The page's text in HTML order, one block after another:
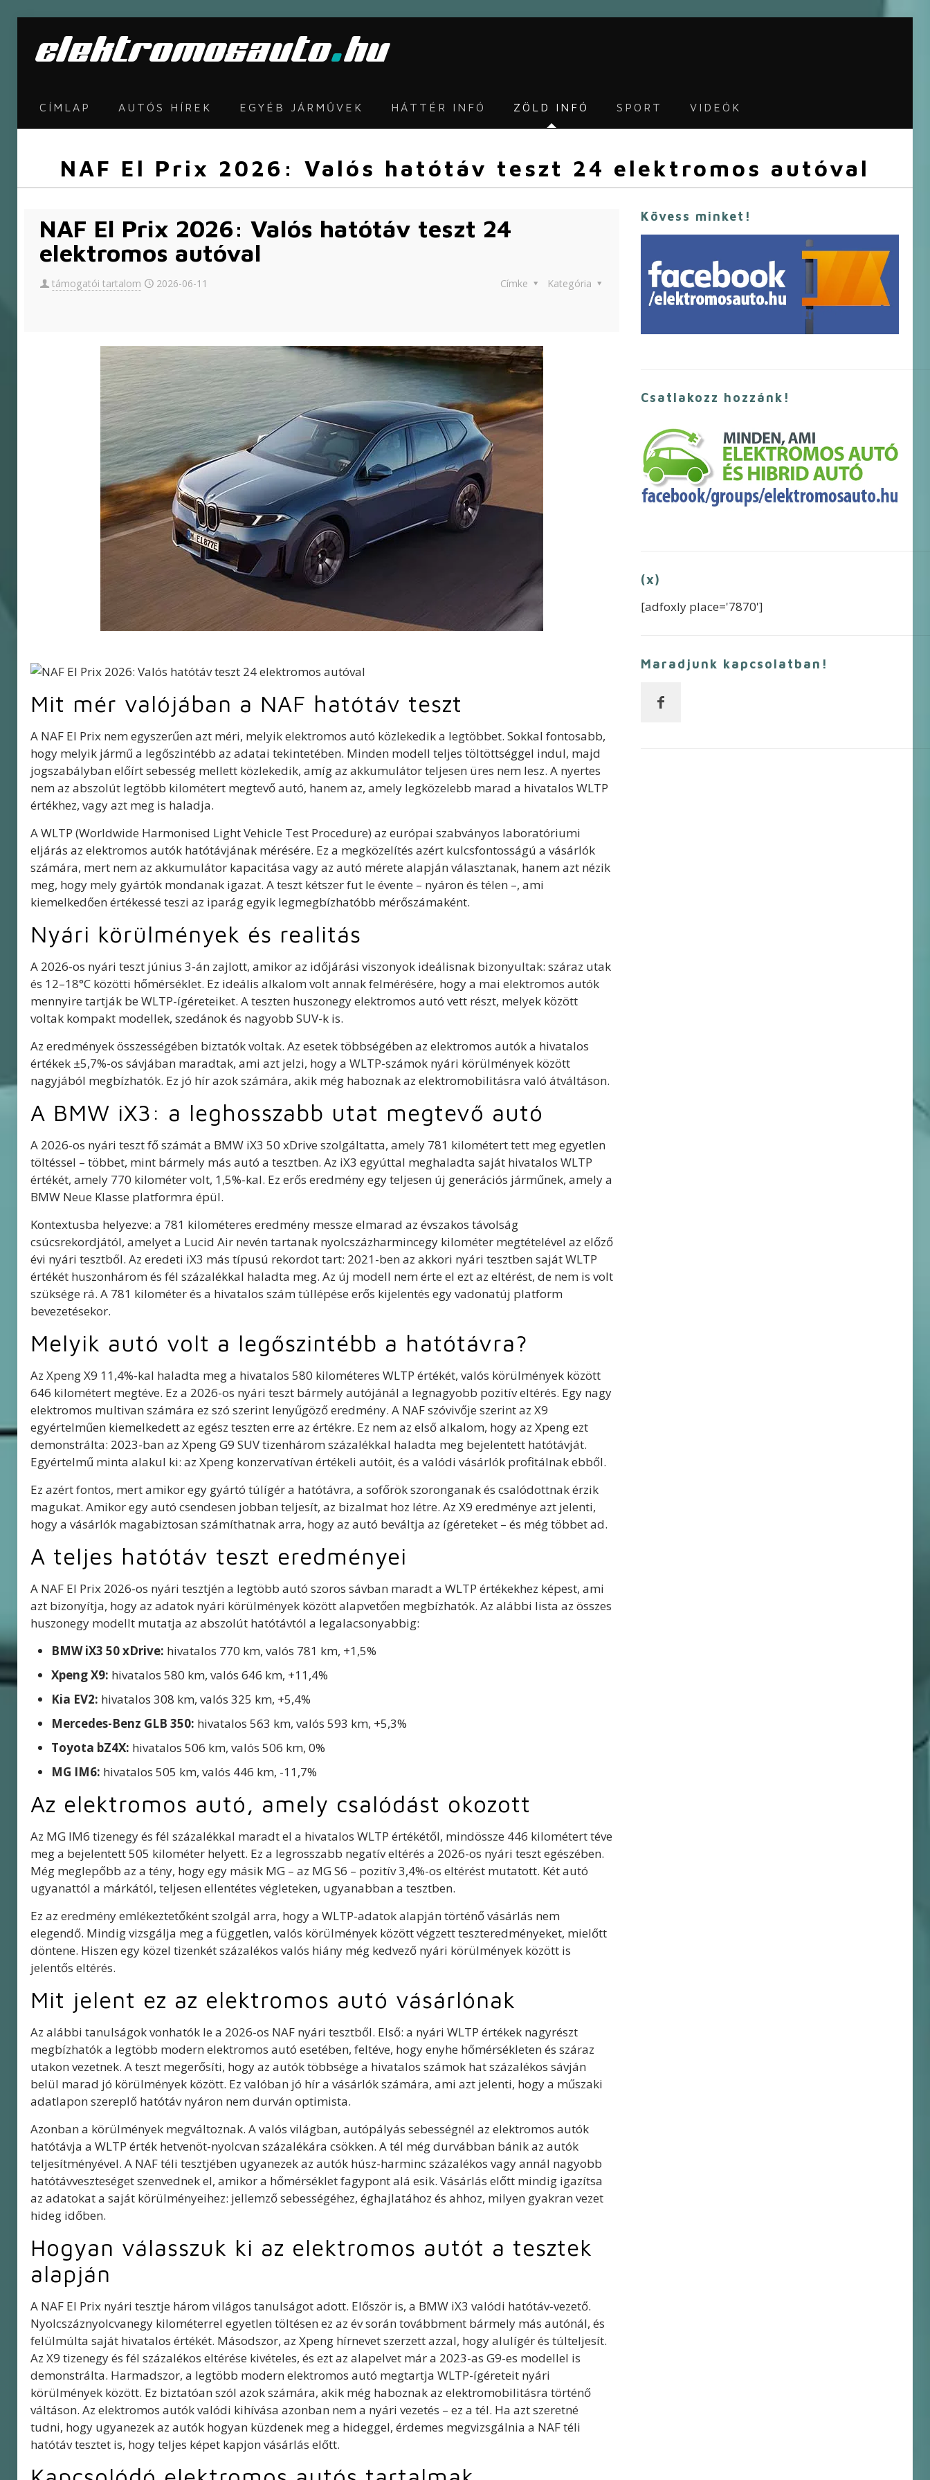
CÍMLAP AUTÓS HÍREK EGYÉB JÁRMŰVEK HÁTTÉR INFÓ ZÖLD INFÓ SPORT VIDEÓK
NAF El Prix 2026: Valós hatótáv teszt 24 elektromos autóval
NAF El Prix 2026: Valós hatótáv teszt 24
elektromos autóval
támogatói tartalom 2026-06-11 Kategória
Címke
Mit mér valójában a NAF hatótáv teszt
A NAF El Prix nem egyszerűen azt méri, melyik elektromos autó közlekedik a legtöbbet. Sokkal fontosabb,
hogy melyik jármű a legőszintébb az adatai tekintetében. Minden modell teljes töltöttséggel indul, majd
jogszabályban előírt sebesség mellett közlekedik, amíg az akkumulátor teljesen üres nem lesz. A nyertes
nem az abszolút legtöbb kilométert megtevő autó, hanem az, amely legközelebb marad a hivatalos WLTP
értékhez, vagy azt meg is haladja.
A WLTP (Worldwide Harmonised Light Vehicle Test Procedure) az európai szabványos laboratóriumi
eljárás az elektromos autók hatótávjának mérésére. Ez a megközelítés azért kulcsfontosságú a vásárlók
számára, mert nem az akkumulátor kapacitása vagy az autó mérete alapján választanak, hanem azt nézik
meg, hogy mely gyártók mondanak igazat. A teszt kétszer fut le évente – nyáron és télen –, ami
kiemelkedően értékessé teszi az iparág egyik legmegbízhatóbb mérőszámaként.
Nyári körülmények és realitás
A 2026-os nyári teszt június 3-án zajlott, amikor az időjárási viszonyok ideálisnak bizonyultak: száraz utak
és 12–18°C közötti hőmérséklet. Ez ideális alkalom volt annak felmérésére, hogy a mai elektromos autók
mennyire tartják be WLTP-ígéreteiket. A teszten huszonegy elektromos autó vett részt, melyek között
voltak kompakt modellek, szedánok és nagyobb SUV-k is.
Az eredmények összességében biztatók voltak. Az esetek többségében az elektromos autók a hivatalos
értékek ±5,7%-os sávjában maradtak, ami azt jelzi, hogy a WLTP-számok nyári körülmények között
nagyjából megbízhatók. Ez jó hír azok számára, akik még haboznak az elektromobilitásra való átváltáson.
A BMW iX3: a leghosszabb utat megtevő autó
A 2026-os nyári teszt fő számát a BMW iX3 50 xDrive szolgáltatta, amely 781 kilométert tett meg egyetlen
töltéssel – többet, mint bármely más autó a tesztben. Az iX3 egyúttal meghaladta saját hivatalos WLTP
értékét, amely 770 kilométer volt, 1,5%-kal. Ez erős eredmény egy teljesen új generációs járműnek, amely a
BMW Neue Klasse platformra épül.
Kontextusba helyezve: a 781 kilométeres eredmény messze elmarad az évszakos távolság
csúcsrekordjától, amelyet a Lucid Air nevén tartanak nyolcszázharmincegy kilométer megtételével az előző
évi nyári tesztből. Az eredeti iX3 más típusú rekordot tart: 2021-ben az akkori nyári tesztben saját WLTP
értékét huszonhárom és fél százalékkal haladta meg. Az új modell nem érte el ezt az eltérést, de nem is volt
szüksége rá. A 781 kilométer és a hivatalos szám túllépése erős kijelentés egy vadonatúj platform
bevezetésekor.
Melyik autó volt a legőszintébb a hatótávra?
Az Xpeng X9 11,4%-kal haladta meg a hivatalos 580 kilométeres WLTP értékét, valós körülmények között
646 kilométert megtéve. Ez a 2026-os nyári teszt bármely autójánál a legnagyobb pozitív eltérés. Egy nagy
elektromos multivan számára ez szó szerint lenyűgöző eredmény. A NAF szóvivője szerint az X9
egyértelműen kiemelkedett az egész teszten erre az értékre. Ez nem az első alkalom, hogy az Xpeng ezt
demonstrálta: 2023-ban az Xpeng G9 SUV tizenhárom százalékkal haladta meg bejelentett hatótávját.
Egyértelmű minta alakul ki: az Xpeng konzervatívan értékeli autóit, és a valódi vásárlók profitálnak ebből.
Ez azért fontos, mert amikor egy gyártó túlígér a hatótávra, a sofőrök szoronganak és csalódottnak érzik
magukat. Amikor egy autó csendesen jobban teljesít, az bizalmat hoz létre. Az X9 eredménye azt jelenti,
hogy a vásárlók magabiztosan számíthatnak arra, hogy az autó beváltja az ígéreteket – és még többet ad.
A teljes hatótáv teszt eredményei
A NAF El Prix 2026-os nyári tesztjén a legtöbb autó szoros sávban maradt a WLTP értékekhez képest, ami
azt bizonyítja, hogy az adatok nyári körülmények között alapvetően megbízhatók. Az alábbi lista az összes
huszonegy modellt mutatja az abszolút hatótávtól a legalacsonyabbig:
BMW iX3 50 xDrive: hivatalos 770 km, valós 781 km, +1,5%
Xpeng X9: hivatalos 580 km, valós 646 km, +11,4%
Kia EV2: hivatalos 308 km, valós 325 km, +5,4%
Mercedes-Benz GLB 350: hivatalos 563 km, valós 593 km, +5,3%
Toyota bZ4X: hivatalos 506 km, valós 506 km, 0%
MG IM6: hivatalos 505 km, valós 446 km, -11,7%
Az elektromos autó, amely csalódást okozott
Az MG IM6 tizenegy és fél százalékkal maradt el a hivatalos WLTP értékétől, mindössze 446 kilométert téve
meg a bejelentett 505 kilométer helyett. Ez a legrosszabb negatív eltérés a 2026-os nyári teszt egészében.
Még meglepőbb az a tény, hogy egy másik MG – az MG S6 – pozitív 3,4%-os eltérést mutatott. Két autó
ugyanattól a márkától, teljesen ellentétes végleteken, ugyanabban a tesztben.
Ez az eredmény emlékeztetőként szolgál arra, hogy a WLTP-adatok alapján történő vásárlás nem
elegendő. Mindig vizsgálja meg a független, valós körülmények között végzett teszteredményeket, mielőtt
döntene. Hiszen egy közel tizenkét százalékos valós hiány még kedvező nyári körülmények között is
jelentős eltérés.
Mit jelent ez az elektromos autó vásárlónak
Az alábbi tanulságok vonhatók le a 2026-os NAF nyári tesztből. Első: a nyári WLTP értékek nagyrészt
megbízhatók a legtöbb modern elektromos autó esetében, feltéve, hogy enyhe hőmérsékleten és száraz
utakon vezetnek. A teszt megerősíti, hogy az autók többsége a hivatalos számok hat százalékos sávján
belül marad jó körülmények között. Ez valóban jó hír a vásárlók számára, ami azt jelenti, hogy a műszaki
adatlapon szereplő hatótáv nyáron nem durván optimista.
Azonban a körülmények megváltoznak. A valós világban, autópályás sebességnél az elektromos autók
hatótávja a WLTP érték hetvenöt-nyolcvan százalékára csökken. A tél még durvábban bánik az autók
teljesítményével. A NAF téli tesztjében ugyanezek az autók húsz-harminc százalékos vagy annál nagyobb
hatótávveszteséget szenvednek el, amikor a hőmérséklet fagypont alá esik. Vásárlás előtt mindig igazítsa
az adatokat a saját körülményeihez: jellemző sebességéhez, éghajlatához és ahhoz, milyen gyakran vezet
hideg időben.
Hogyan válasszuk ki az elektromos autót a tesztek
alapján
A NAF El Prix nyári tesztje három világos tanulságot adott. Először is, a BMW iX3 valódi hatótáv-vezető.
Nyolcszáznyolcvanegy kilométerrel egyetlen töltésen ez az év során továbbment bármely más autónál, és
felülmúlta saját hivatalos értékét. Másodszor, az Xpeng hírnevet szerzett azzal, hogy alulígér és túlteljesít.
Az X9 tizenegy és fél százalékos eltérése kivételes, és ezt az alapelvet már a 2023-as G9-es modellel is
demonstrálta. Harmadszor, a legtöbb modern elektromos autó megtartja WLTP-ígéreteit nyári
körülmények között. Ez biztatóan szól azok számára, akik még haboznak az elektromobilitásra történő
váltáson. Az elektromos autók valódi kihívása azonban nem a nyári vezetés – ez a tél. Ha azt szeretné
tudni, hogy ugyanezek az autók hogyan küzdenek meg a hideggel, érdemes megvizsgálnia a NAF téli
hatótáv tesztet is, hogy teljes képet kapjon vásárlás előtt.
Kövess minket!
Csatlakozz hozzánk!
(x)
[adfoxly place='7870']
Maradjunk kapcsolatban!